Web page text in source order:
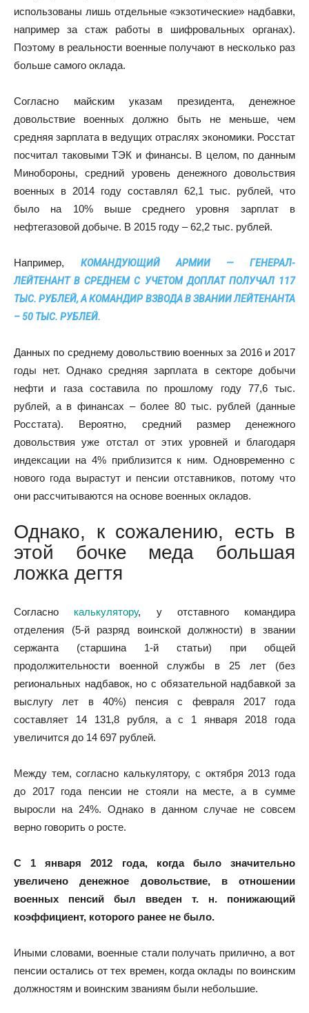
использованы лишь отдельные «экзотические» надбавки,
например за стаж работы в шифровальных органах).
Поэтому в реальности военные получают в несколько раз
больше самого оклада.
Согласно майским указам президента, денежное
довольствие военных должно быть не меньше, чем
средняя зарплата в ведущих отраслях экономики. Росстат
посчитал таковыми ТЭК и финансы. В целом, по данным
Минобороны, средний уровень денежного довольствия
военных в 2014 году составлял 62,1 тыс. рублей, что
было на 10% выше среднего уровня зарплат в
нефтегазовой добыче. В 2015 году – 62,2 тыс. рублей.
Например, КОМАНДУЮЩИЙ АРМИИ — ГЕНЕРАЛ-
ЛЕЙТЕНАНТ В СРЕДНЕМ С УЧЕТОМ ДОПЛАТ ПОЛУЧАЛ 117
ТЫС. РУБЛЕЙ, А КОМАНДИР ВЗВОДА В ЗВАНИИ ЛЕЙТЕНАНТА
– 50 ТЫС. РУБЛЕЙ.
Данных по среднему довольствию военных за 2016 и 2017
годы нет. Однако средняя зарплата в секторе добычи
нефти и газа составила по прошлому году 77,6 тыс.
рублей, а в финансах – более 80 тыс. рублей (данные
Росстата). Вероятно, средний размер денежного
довольствия уже отстал от этих уровней и благодаря
индексации на 4% приблизится к ним. Одновременно с
нового года вырастут и пенсии отставников, потому что
они рассчитываются на основе военных окладов.
Однако, к сожалению, есть в
этой бочке меда большая
ложка дегтя
Согласно калькулятору, у отставного командира
отделения (5-й разряд воинской должности) в звании
сержанта (старшина 1-й статьи) при общей
продолжительности военной службы в 25 лет (без
региональных надбавок, но с обязательной надбавкой за
выслугу лет в 40%) пенсия с февраля 2017 года
составляет 14 131,8 рубля, а с 1 января 2018 года
увеличится до 14 697 рублей.
Между тем, согласно калькулятору, с октября 2013 года
до 2017 года пенсии не стояли на месте, а в сумме
выросли на 24%. Однако в данном случае не совсем
верно говорить о росте.
С 1 января 2012 года, когда было значительно
увеличено денежное довольствие, в отношении
военных пенсий был введен т. н. понижающий
коэффициент, которого ранее не было.
Иными словами, военные стали получать прилично, а вот
пенсии остались от тех времен, когда оклады по воинским
должностям и воинским званиям были небольшие.